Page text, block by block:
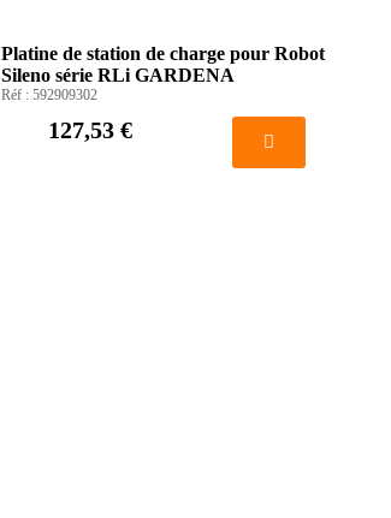
Platine de station de charge pour Robot
Sileno série RLi GARDENA
Réf :592909302
127,53 €